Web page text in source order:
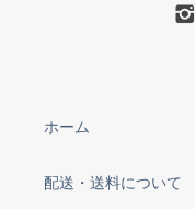
ホーム
配送・送料について